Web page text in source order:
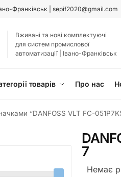
Франківськ | sepif2020@gmail.com
Вживані та нові комплектуючі
для систем промислової
автоматизації | Івано-Франківськ
товарів Про нас
“DANFOSS VLT FC-
7
Немає